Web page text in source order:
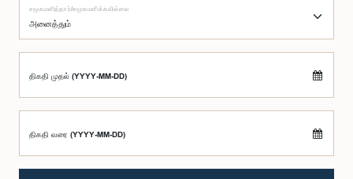
சமூகமளித்தார்/சமூகமளிக்கவில்லை
திகதி முதல் (YYYY-MM-DD)
திகதி வரை (YYYY-MM-DD)